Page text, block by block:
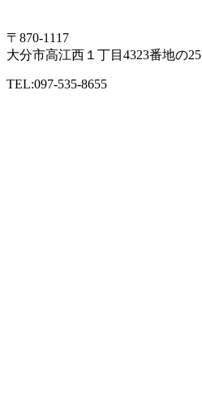
〒870-1117
大分市高江西１丁目4323番地の25
TEL:097-535-8655